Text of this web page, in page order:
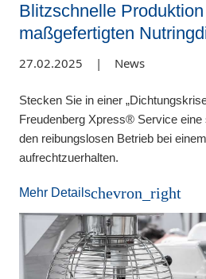
Blitzschnelle
maßgefertigten
27.02.2025 | News
Stecken Sie in einer
Freudenberg Xpress® Service eine
den reibungslosen Betrieb bei
aufrechtzuerhalten.
Mehr Detailschevron_right